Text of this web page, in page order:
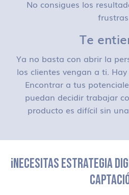
No consigues los
Te
Ya no basta con abrir la
los clientes vengan a ti.
Encontrar a tus
puedan decidir trabajar
producto es difícil sin
¡NECESITAS ESTRATEGIA